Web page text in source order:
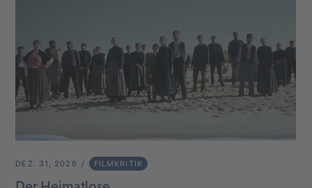
DEZ. 31, 2026 FILMKRITIK